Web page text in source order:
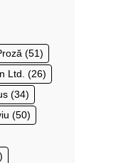
(51)
Ltd. (26)
(34)
(50)